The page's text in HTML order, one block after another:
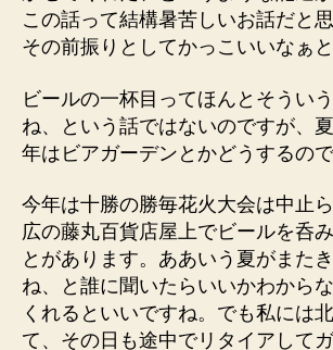
この話って結構暑苦しいお話だと思
その前振りとしてかっこいいなぁと
ビールの一杯目ってほんとそうい
ね、という話ではないのですが、
年はビアガーデンとかどうするので
今年は十勝の勝毎花火大会は中止
広の藤丸百貨店屋上でビールを呑
とがあります。ああいう夏がまた
ね、と誰に聞いたらいいかわから
くれるといいですね。でも私には
て、その日も途中でリタイアして